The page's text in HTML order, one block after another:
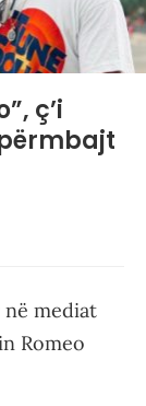
ç’i
në mediat
Romeo